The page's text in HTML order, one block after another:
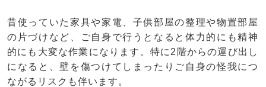
昔使っていた家具や家電、子供部屋の整理や物置部屋
の片づけなど、ご自身で行うとなると体力的にも精神
的にも大変な作業になります。特に2階からの運び出し
になると、壁を傷つけてしまったりご自身の怪我につ
ながるリスクも伴います。